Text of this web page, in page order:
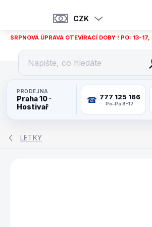
CZK
PRODEJNA
Praha 10 ·
Hostivař
777 125 166
Po–Pá 8–17
LETKY